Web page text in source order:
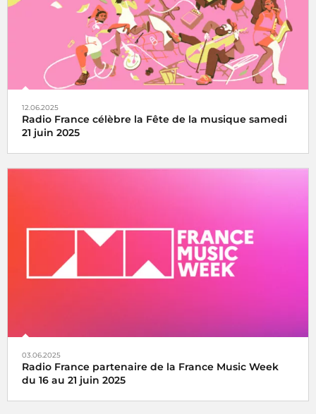
12.06.2025
Radio France célèbre la Fête de la musique samedi
21 juin 2025
03.06.2025
Radio France partenaire de la France Music Week
du 16 au 21 juin 2025